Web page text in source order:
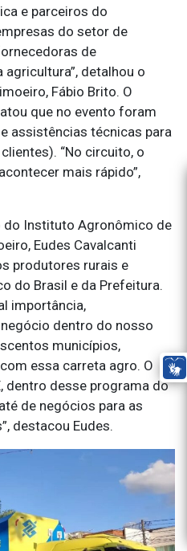
e parceiros do
do setor de
de
detalhou o
Fábio Brito. O
que no evento foram
assistências técnicas para
“No circuito, o
mais rápido”,
Instituto Agronômico de
Eudes Cavalcanti
produtores rurais e
do Brasil e da Prefeitura.
importância,
dentro do nosso
municípios,
essa carreta agro. O
dentro desse programa do
de negócios para as
destacou Eudes.